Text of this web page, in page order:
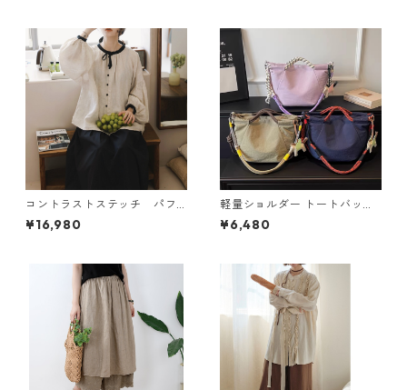
コントラストステッチ パフ
¥16,980
軽量ショルダー トートバッグ
3col Y 260019
¥6,480